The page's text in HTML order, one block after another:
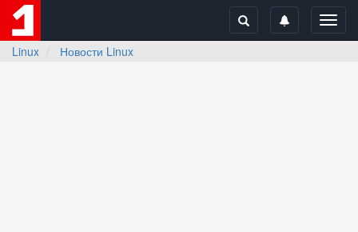
Linux
Новости Linux